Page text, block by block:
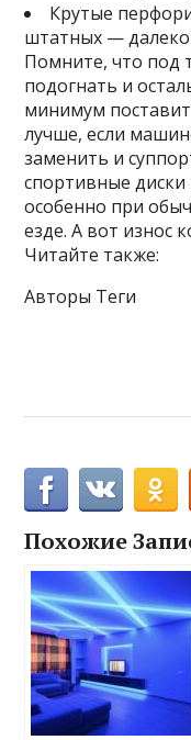
Крутые
штатных — далеко
Помните, что под
подогнать и
минимум
лучше, если
заменить и
спортивные диски
особенно при
езде. А вот износ
Читайте также:
Авторы Теги
Похожие